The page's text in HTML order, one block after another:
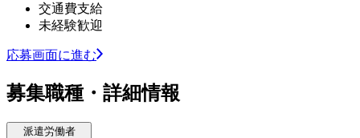
交通費支給
未経験歓迎
応募画面に進む
募集職種・詳細情報
派遣労働者